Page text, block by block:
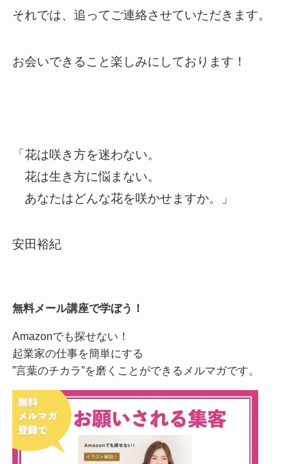
それでは、追ってご連絡させていただきます。
お会いできること楽しみにしております！
「花は咲き方を迷わない。
花は生き方に悩まない。
あなたはどんな花を咲かせますか。」
安田裕紀
無料メール講座で学ぼう！
Amazonでも探せない！
起業家の仕事を簡単にする
”言葉のチカラ”を磨くことができるメルマガです。